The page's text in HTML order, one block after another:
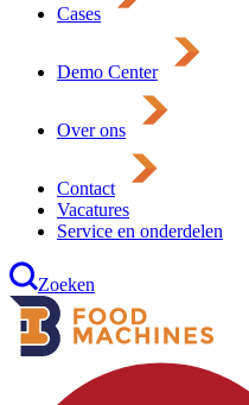
Cases
Demo Center
Over ons
Contact
Vacatures
Service en onderdelen
Zoeken